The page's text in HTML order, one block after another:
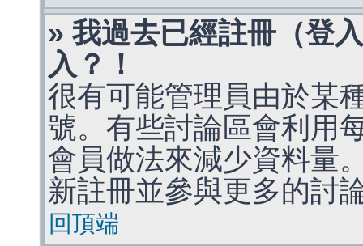
» 我過去已經註冊（登
入？！
很有可能管理員由於某
號。有些討論區會利用
會員做法來減少資料量
新註冊並參與更多的討
回頂端